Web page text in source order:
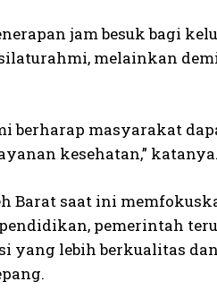
jam besuk bagi
melainkan
berharap masyarakat
kesehatan,” katanya.
Barat saat ini
pemerintah
yang lebih berkualitas